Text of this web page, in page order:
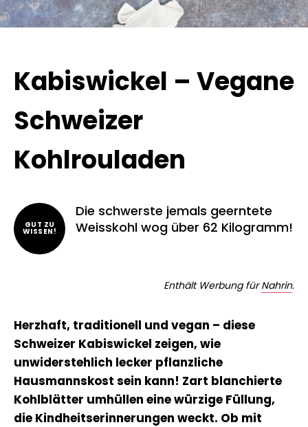
Kabiswickel – Vegane
Schweizer
Kohlrouladen
GUT ZU
WISSEN!
Die schwerste jemals geerntete
Weisskohl wog über 62 Kilogramm!
Enthält Werbung fürNahrin.
Herzhaft, traditionell und vegan – diese
Schweizer Kabiswickel zeigen, wie
unwiderstehlich lecker pflanzliche
Hausmannskost sein kann! Zart blanchierte
Kohlblätter umhüllen eine würzige Füllung,
die Kindheitserinnerungen weckt. Ob mit